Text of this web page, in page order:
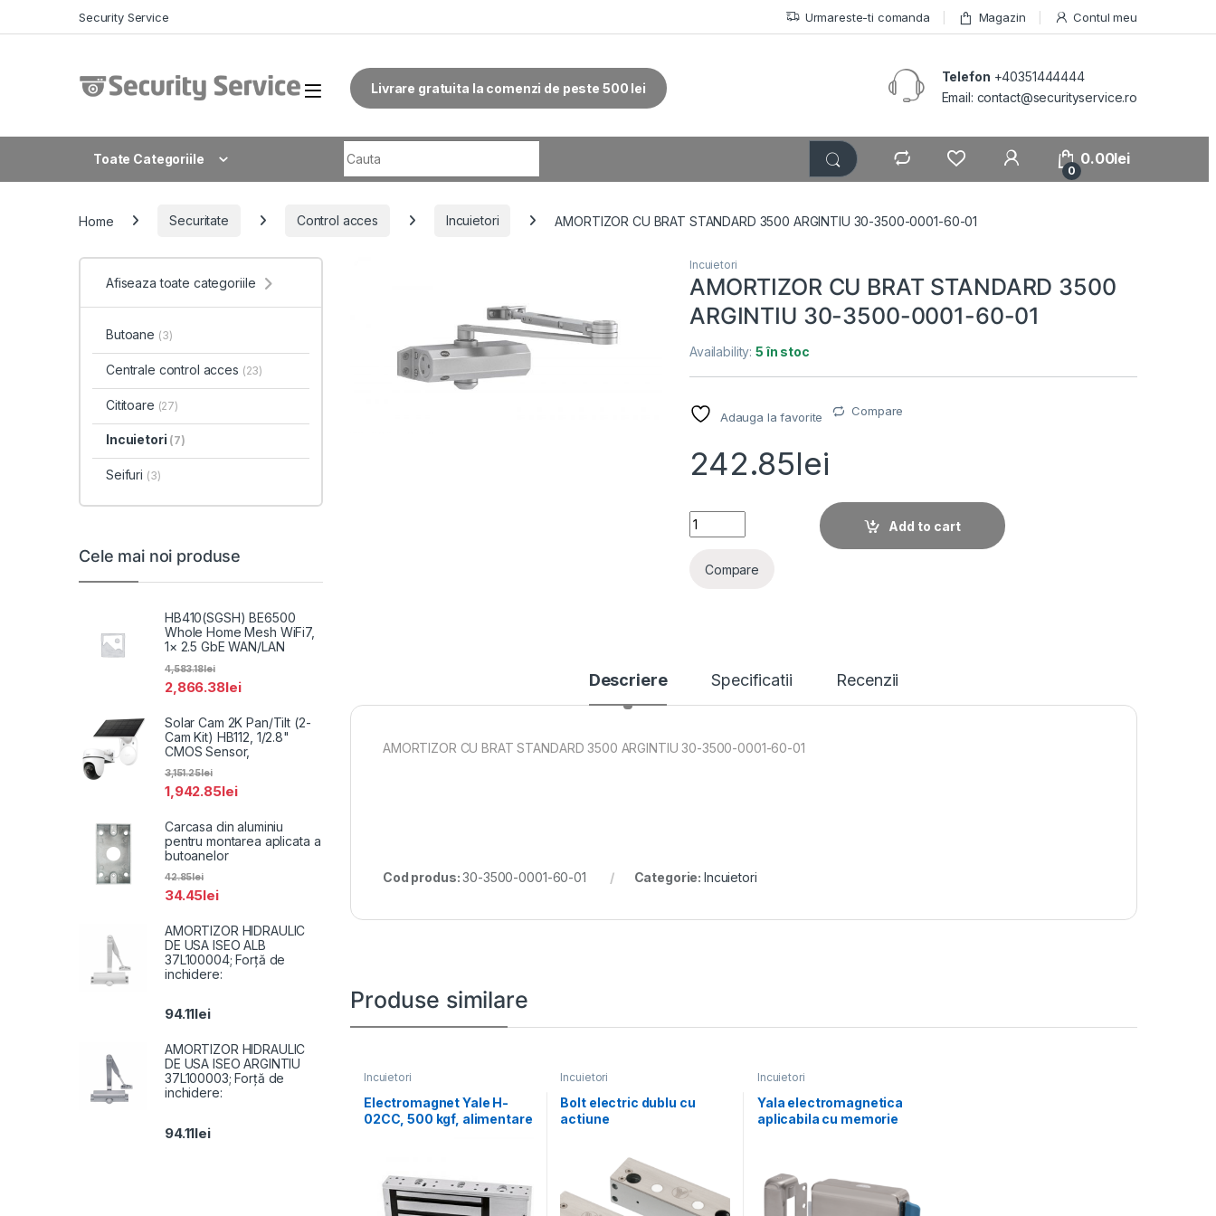
Security Service Urmareste-ti comanda Magazin Contul meu
Livrare gratuita la comenzi de peste 500 lei
Telefon +40351444444
Email: contact@securityservice.ro
Toate Categoriile
0
0.00lei
Home Securitate Control acces Incuietori AMORTIZOR CU BRAT STANDARD 3500 ARGINTIU 30-3500-0001-60-01
Incuietori
AMORTIZOR CU BRAT STANDARD 3500
ARGINTIU 30-3500-0001-60-01
Availability:5 în stoc
Adauga la favorite Compare
242.85lei
AMORTIZOR CU BRAT STANDARD 3500 ARGINTIU 30-3500-0001-60-01 quantity
Add to cart
Compare
Descriere Specificatii Recenzii
AMORTIZOR CU BRAT STANDARD 3500 ARGINTIU 30-3500-0001-60-01
Cod produs:30-3500-0001-60-01 Categorie: Incuietori
Produse similare
Incuietori
Electromagnet Yale H-
02CC, 500 kgf, alimentare
Incuietori
Bolt electric dublu cu
actiune
Incuietori
Yala electromagnetica
aplicabila cu memorie
Afiseaza toate categoriile
Butoane (3)
Centrale control acces (23)
Cititoare (27)
Incuietori (7)
Seifuri (3)
Cele mai noi produse
HB410(SGSH) BE6500
Whole Home Mesh WiFi7,
1× 2.5 GbE WAN/LAN
2,866.38lei
4,583.18lei
Solar Cam 2K Pan/Tilt (2-
Cam Kit) HB112, 1/2.8"
CMOS Sensor,
1,942.85lei
3,151.25lei
Carcasa din aluminiu
pentru montarea aplicata a
butoanelor
34.45lei
42.85lei
AMORTIZOR HIDRAULIC
DE USA ISEO ALB
37L100004; Forță de
inchidere:
94.11lei
AMORTIZOR HIDRAULIC
DE USA ISEO ARGINTIU
37L100003; Forță de
inchidere:
94.11lei